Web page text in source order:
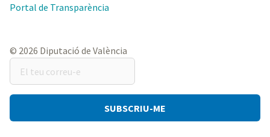
Portal de Transparència
© 2026 Diputació de València
teu
correu-